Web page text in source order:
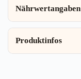
Nährwertangaben
Produktinfos